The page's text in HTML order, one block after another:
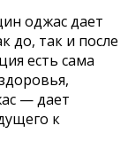
оджас дает
до, так и после
есть сама
— дает
к